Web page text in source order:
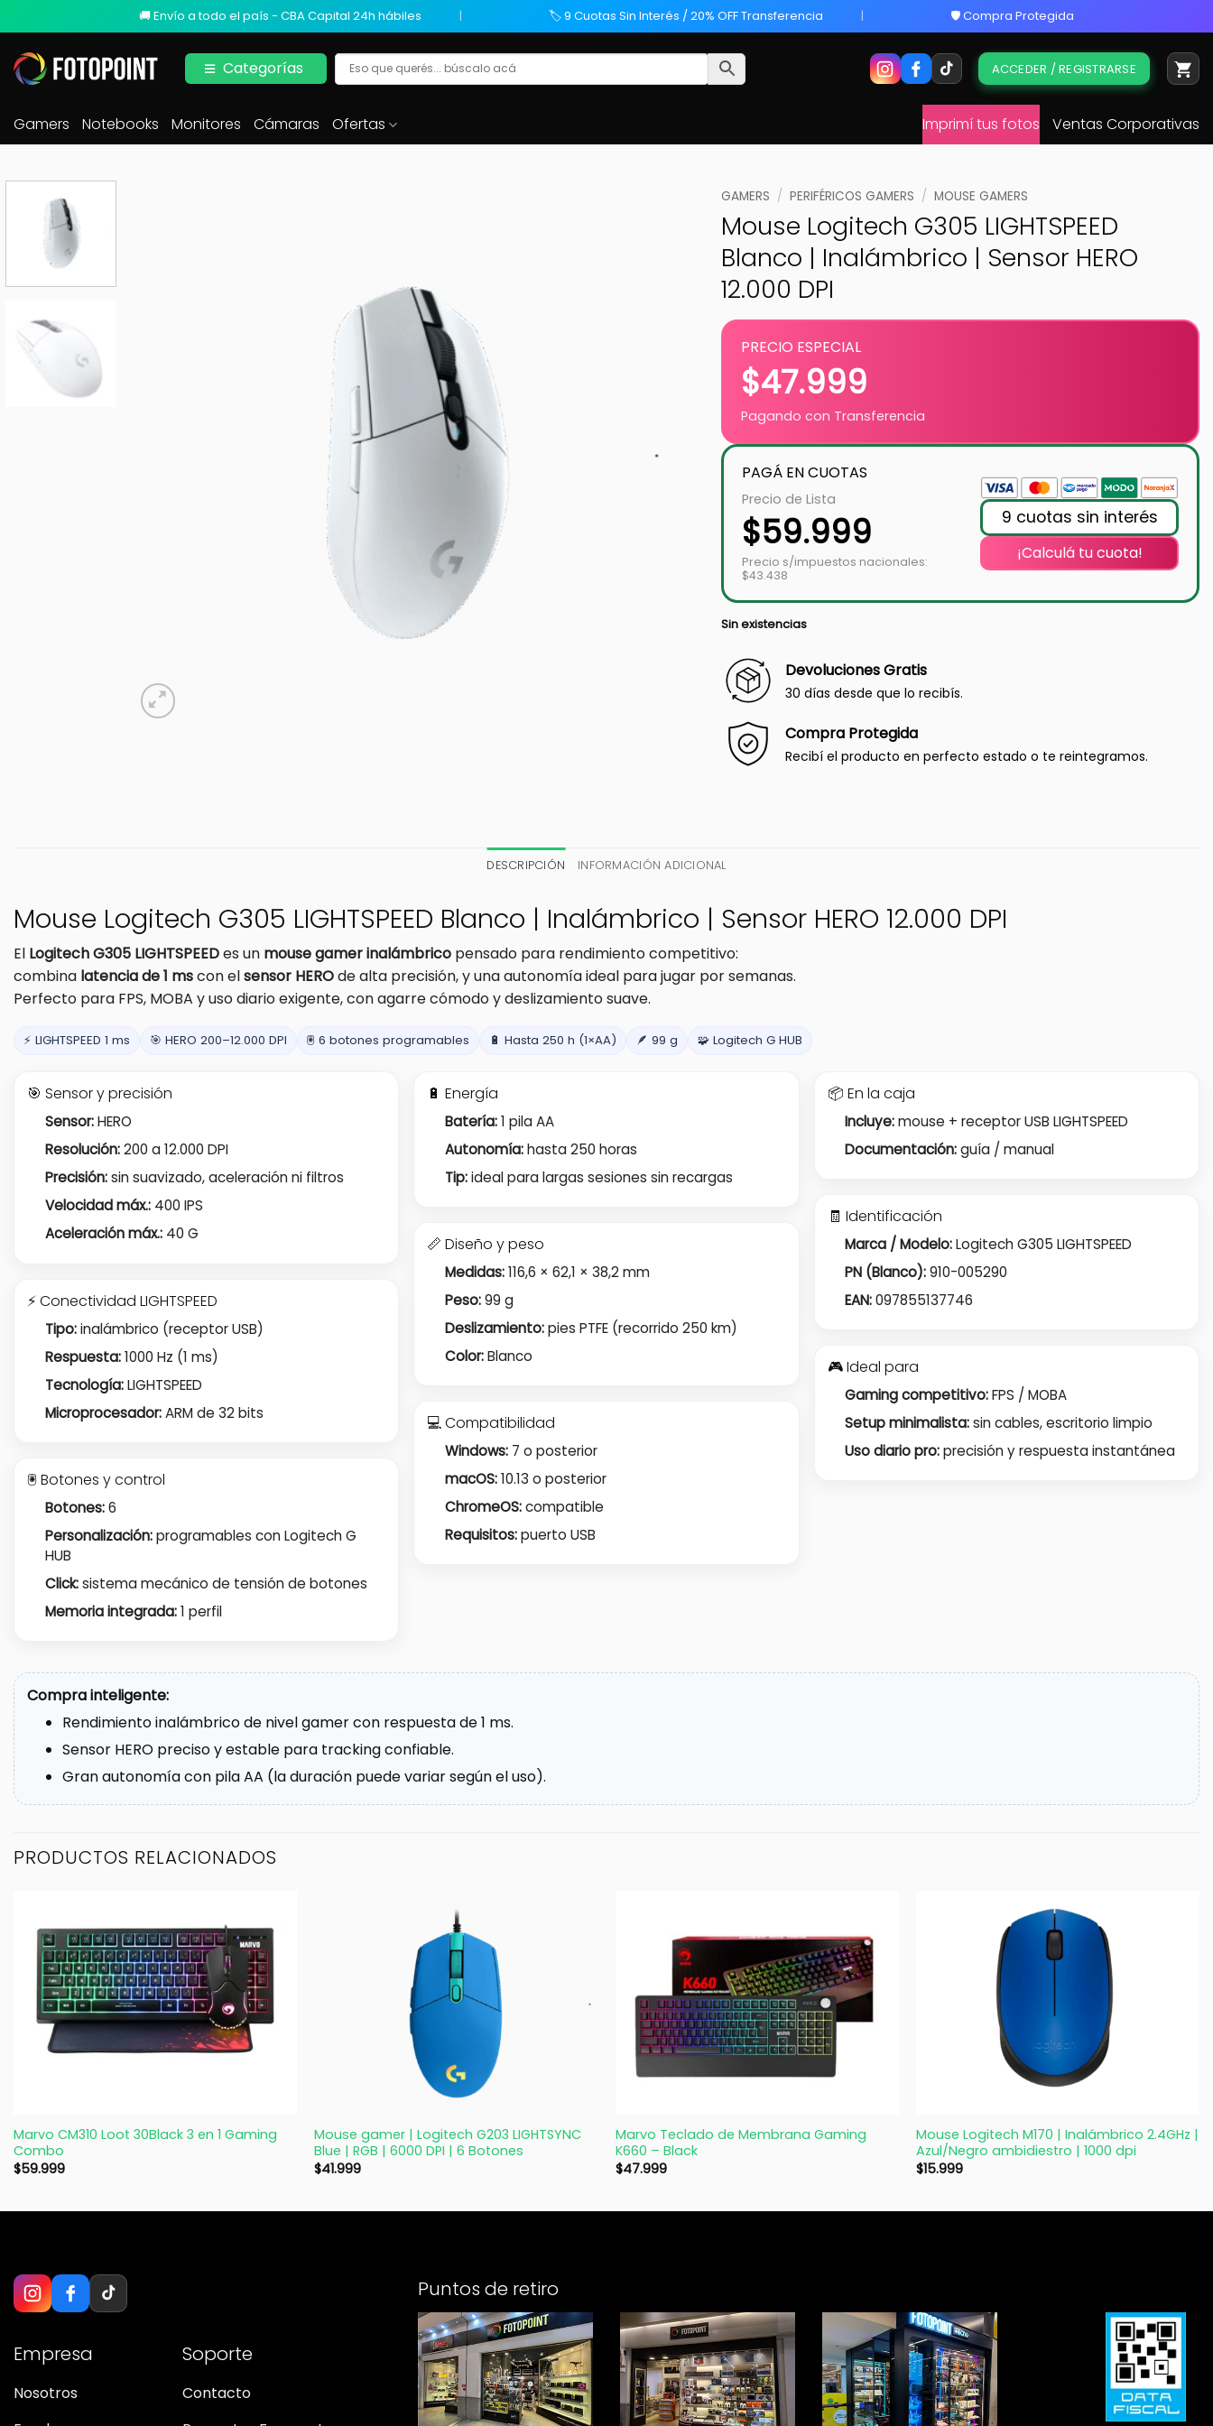
🚚 Envío a todo el país - CBA Capital 24h hábiles 🏷️ 9 Cuotas Sin Interés / 20% OFF Transferencia 🛡️ Compra Protegida
Categorías ACCEDER / REGISTRARSE
Gamers Notebooks Monitores Cámaras Ofertas Imprimí tus fotos Ventas Corporativas
GAMERS / PERIFÉRICOS GAMERS / MOUSE GAMERS
Mouse Logitech G305 LIGHTSPEED
Blanco | Inalámbrico | Sensor HERO
12.000 DPI
PRECIO ESPECIAL
$47.999
Pagando con Transferencia
PAGÁ EN CUOTAS
Precio de Lista
$59.999
Precio s/impuestos nacionales:
$43.438
9 cuotas sin interés
¡Calculá tu cuota!
Sin existencias
Devoluciones Gratis
30 días desde que lo recibís.
Compra Protegida
Recibí el producto en perfecto estado o te reintegramos.
DESCRIPCIÓN INFORMACIÓN ADICIONAL
Mouse Logitech G305 LIGHTSPEED Blanco | Inalámbrico | Sensor HERO 12.000 DPI
El Logitech G305 LIGHTSPEEDes un mouse gamer inalámbrico pensado para rendimiento competitivo:
combina latencia de 1 mscon elsensor HEROde alta precisión, y una autonomía ideal para jugar por semanas.
Perfecto para FPS, MOBA y uso diario exigente, con agarre cómodo y deslizamiento suave.
⚡ LIGHTSPEED 1 ms 🎯 HERO 200–12.000 DPI 🖲️ 6 botones programables 🔋 Hasta 250 h (1×AA) 🪶 99 g 🧩 Logitech G HUB
🎯 Sensor y precisión
Sensor:HERO
Resolución:200 a 12.000 DPI
Precisión:sin suavizado, aceleración ni filtros
Velocidad máx.:400 IPS
Aceleración máx.:40 G
⚡ Conectividad LIGHTSPEED
Tipo:inalámbrico (receptor USB)
Respuesta:1000 Hz (1 ms)
Tecnología:LIGHTSPEED
Microprocesador:ARM de 32 bits
🖲️ Botones y control
Botones:6
Personalización:programables con Logitech G
HUB
Click:sistema mecánico de tensión de botones
Memoria integrada:1 perfil
🔋 Energía
Batería:1 pila AA
Autonomía:hasta 250 horas
Tip:ideal para largas sesiones sin recargas
📏 Diseño y peso
Medidas:116,6 × 62,1 × 38,2 mm
Peso:99 g
Deslizamiento:pies PTFE (recorrido 250 km)
Color:Blanco
💻 Compatibilidad
Windows: 7 o posterior
macOS:10.13 o posterior
ChromeOS:compatible
Requisitos:puerto USB
📦 En la caja
Incluye:mouse + receptor USB LIGHTSPEED
Documentación:guía / manual
🧾 Identificación
Marca / Modelo:Logitech G305 LIGHTSPEED
PN (Blanco):910-005290
EAN:097855137746
🎮 Ideal para
Gaming competitivo:FPS / MOBA
Setup minimalista:sin cables, escritorio limpio
Uso diario pro:precisión y respuesta instantánea
Compra inteligente:
Rendimiento inalámbrico de nivel gamer con respuesta de 1 ms.
Sensor HERO preciso y estable para tracking confiable.
Gran autonomía con pila AA (la duración puede variar según el uso).
PRODUCTOS RELACIONADOS
Marvo CM310 Loot 30Black 3 en 1 Gaming
Combo
$59.999
Mouse gamer | Logitech G203 LIGHTSYNC
Blue | RGB | 6000 DPI | 6 Botones
$41.999
Marvo Teclado de Membrana Gaming
K660 – Black
$47.999
Mouse Logitech M170 | Inalámbrico 2.4GHz |
Azul/Negro ambidiestro | 1000 dpi
$15.999
Empresa
Nosotros
Soporte
Contacto
Puntos de retiro